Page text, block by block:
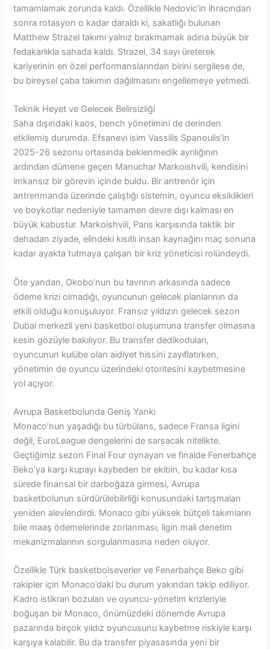
tamamlamak zorunda kaldı. Özellikle Nedovic’in ihracından
sonra rotasyon o kadar daraldı ki, sakatlığı bulunan
Matthew Strazel takımı yalnız bırakmamak adına büyük bir
fedakarlıkla sahada kaldı. Strazel, 34 sayı üreterek
kariyerinin en özel performanslarından birini sergilese de,
bu bireysel çaba takımın dağılmasını engellemeye yetmedi.
Teknik Heyet ve Gelecek Belirsizliği
Saha dışındaki kaos, bench yönetimini de derinden
etkilemiş durumda. Efsanevi isim Vassilis Spanoulis’in
2025-26 sezonu ortasında beklenmedik ayrılığının
ardından dümene geçen Manuchar Markoishvili, kendisini
imkansız bir görevin içinde buldu. Bir antrenör için
antrenmanda üzerinde çalıştığı sistemin, oyuncu eksiklikleri
ve boykotlar nedeniyle tamamen devre dışı kalması en
büyük kabustur. Markoishvili, Paris karşısında taktik bir
dehadan ziyade, elindeki kısıtlı insan kaynağını maç sonuna
kadar ayakta tutmaya çalışan bir kriz yöneticisi rolündeydi.
Öte yandan, Okobo’nun bu tavrının arkasında sadece
ödeme krizi olmadığı, oyuncunun gelecek planlarının da
etkili olduğu konuşuluyor. Fransız yıldızın gelecek sezon
Dubai merkezli yeni basketbol oluşumuna transfer olmasına
kesin gözüyle bakılıyor. Bu transfer dedikoduları,
oyuncunun kulübe olan aidiyet hissini zayıflatırken,
yönetimin de oyuncu üzerindeki otoritesini kaybetmesine
yol açıyor.
Avrupa Basketbolunda Geniş Yankı
Monaco’nun yaşadığı bu türbülans, sadece Fransa ligini
değil, EuroLeague dengelerini de sarsacak nitelikte.
Geçtiğimiz sezon Final Four oynayan ve finalde Fenerbahçe
Beko’ya karşı kupayı kaybeden bir ekibin, bu kadar kısa
sürede finansal bir darboğaza girmesi, Avrupa
basketbolunun sürdürülebilirliği konusundaki tartışmaları
yeniden alevlendirdi. Monaco gibi yüksek bütçeli takımların
bile maaş ödemelerinde zorlanması, ligin mali denetim
mekanizmalarının sorgulanmasına neden oluyor.
Özellikle Türk basketbolseverler ve Fenerbahçe Beko gibi
rakipler için Monaco’daki bu durum yakından takip ediliyor.
Kadro istikrarı bozulan ve oyuncu-yönetim krizleriyle
boğuşan bir Monaco, önümüzdeki dönemde Avrupa
pazarında birçok yıldız oyuncusunu kaybetme riskiyle karşı
karşıya kalabilir. Bu da transfer piyasasında yeni bir